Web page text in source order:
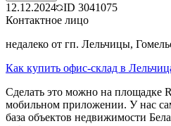
12.12.2024 ID 3041075
Контактное лицо
недалеко от гп. Лельчицы,
Как купить офис-склад в
Сделать это можно на площадке
мобильном приложении. У нас
база объектов недвижимости